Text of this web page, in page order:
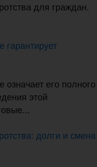
для граждан.
гарантирует
означает его полного
этой
долги и смена